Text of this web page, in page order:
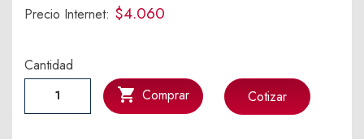
Precio Internet: $4.060
Cantidad
 Comprar Cotizar